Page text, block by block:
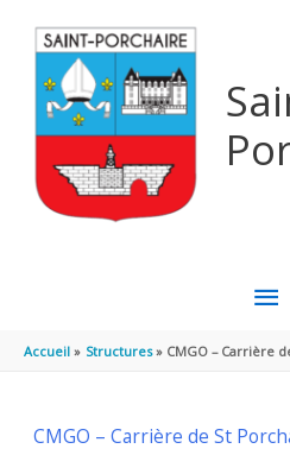
Accueil Structures CMGO – Carrière
CMGO – Carrière de St